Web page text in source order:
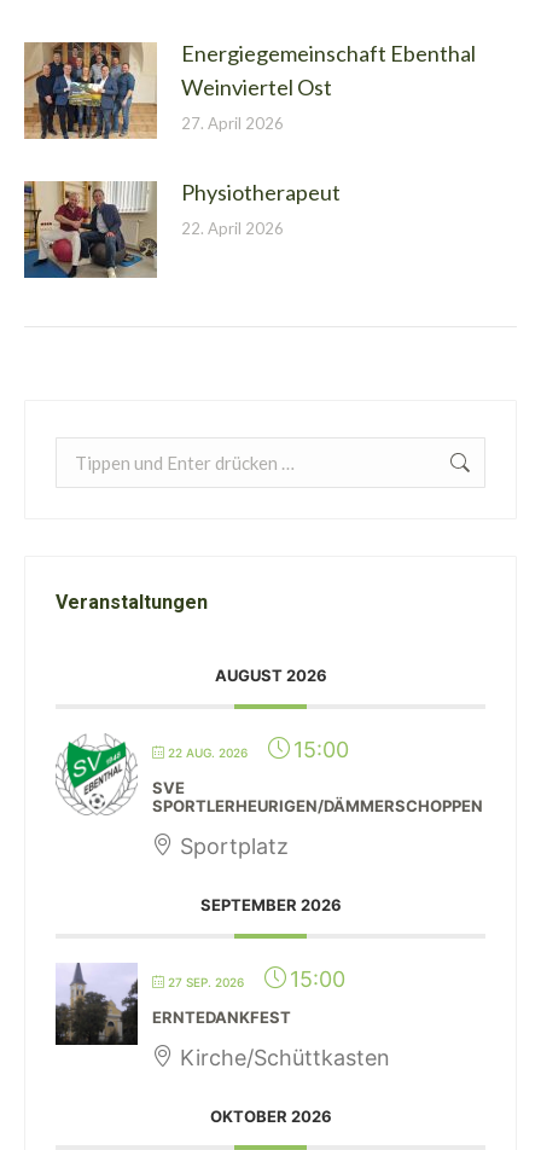
Energiegemeinschaft Ebenthal
Weinviertel Ost
27. April 2026
Physiotherapeut
22. April 2026
Search:
Veranstaltungen
AUGUST 2026
22 AUG. 2026 15:00
SVE
SPORTLERHEURIGEN/DÄMMERSCHOPPEN
Sportplatz
SEPTEMBER 2026
27 SEP. 2026 15:00
ERNTEDANKFEST
Kirche/Schüttkasten
OKTOBER 2026